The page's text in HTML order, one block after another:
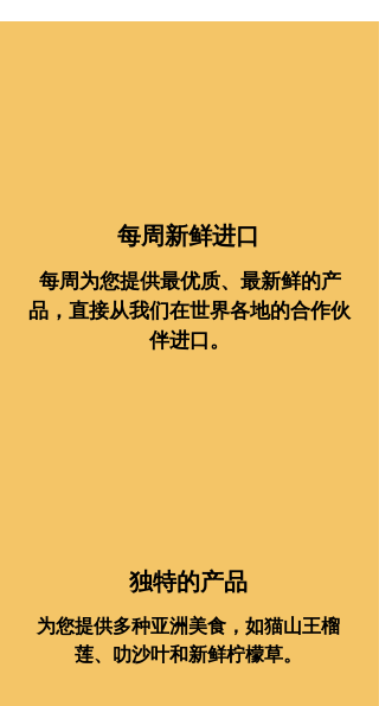
每周新鲜进口
每周为您提供最优质、最新鲜的产
品，直接从我们在世界各地的合作伙
伴进口。
独特的产品
为您提供多种亚洲美食，如猫山王榴
莲、叻沙叶和新鲜柠檬草。